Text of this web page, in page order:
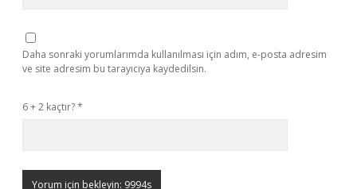
Daha sonraki yorumlarımda kullanılması için adım, e-posta adresim
ve site adresim bu tarayıcıya kaydedilsin.
6 + 2 kaçtır?*